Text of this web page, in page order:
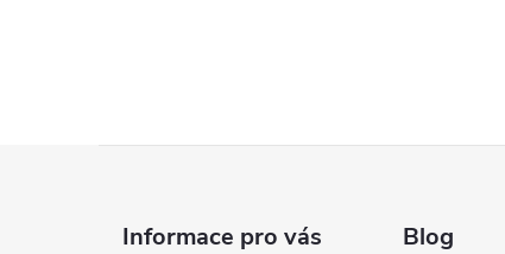
Informace pro vás Blog